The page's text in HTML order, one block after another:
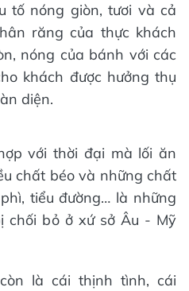
tố nóng giòn, tươi và cả
răng của thực khách
nóng của bánh với các
khách được hưởng thụ
diện.
với thời đại mà lối ăn
chất béo và những chất
tiểu đường… là những
chối bỏ ở xứ sở Âu - Mỹ
là cái thịnh tình, cái